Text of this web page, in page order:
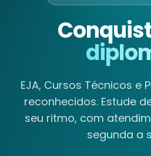
EJA, Cursos Técnicos e
reconhecidos. Estude
seu ritmo, com
segunda a